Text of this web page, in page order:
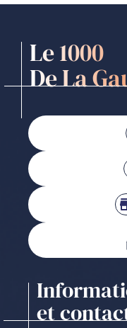
Le 1000
De La
et